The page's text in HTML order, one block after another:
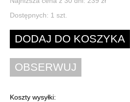
Dostępnych: 1 szt.
Koszty wysyłki: